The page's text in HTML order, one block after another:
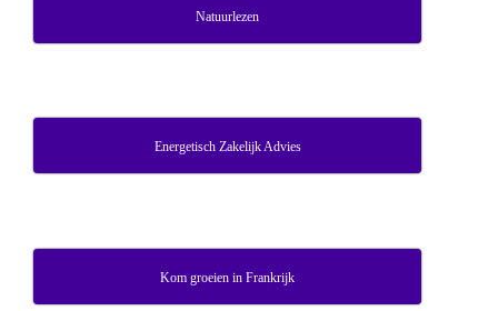
Natuurlezen
Energetisch Zakelijk Advies
Kom groeien in Frankrijk